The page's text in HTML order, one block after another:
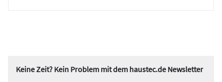
Keine Zeit? Kein Problem mit dem haustec.de Newsletter